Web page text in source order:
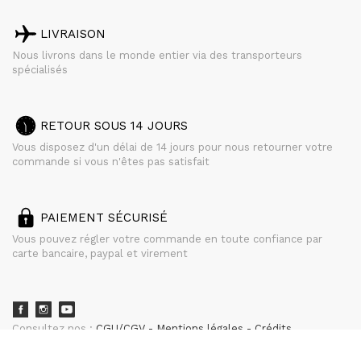
LIVRAISON
Nous livrons dans le monde entier via des transporteurs
spécialisés
RETOUR SOUS 14 JOURS
Vous disposez d'un délai de 14 jours pour nous retourner votre
commande si vous n'êtes pas satisfait
PAIEMENT SÉCURISÉ
Vous pouvez régler votre commande en toute confiance par
carte bancaire, paypal et virement
Consultez nos : CGU/CGV Mentions légales
Crédits